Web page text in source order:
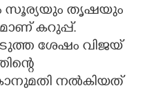
സൂര്യയും തൃഷയും
കറുപ്പ്.
ശേഷം വിജയ്
നൽകിയത്